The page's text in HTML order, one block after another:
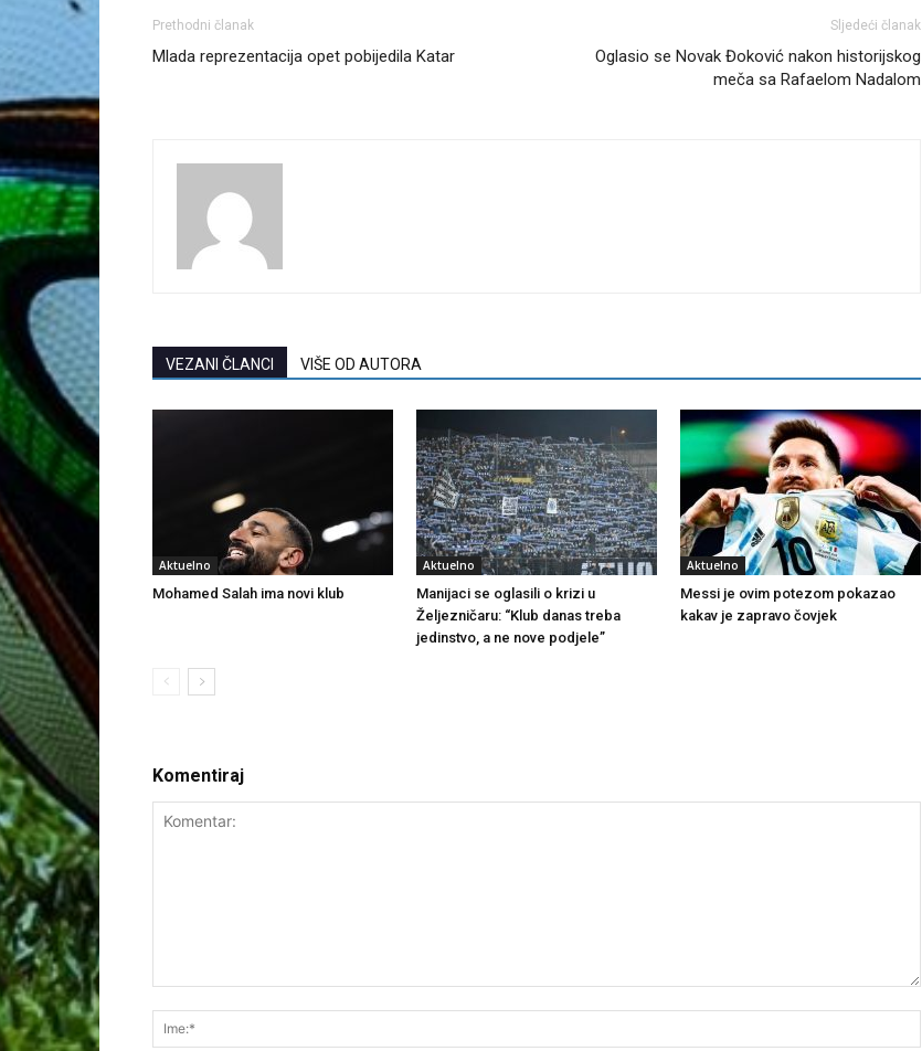
Prethodni članak
Mlada reprezentacija opet pobijedila Katar
Sljedeći članak
Oglasio se Novak Đoković nakon historijskog
meča sa Rafaelom Nadalom
VEZANI ČLANCI VIŠE OD AUTORA
Aktuelno
Mohamed Salah ima novi klub
Aktuelno
Manijaci se oglasili o krizi u
Željezničaru: “Klub danas treba
jedinstvo, a ne nove podjele”
Aktuelno
Messi je ovim potezom pokazao
kakav je zapravo čovjek
Komentiraj